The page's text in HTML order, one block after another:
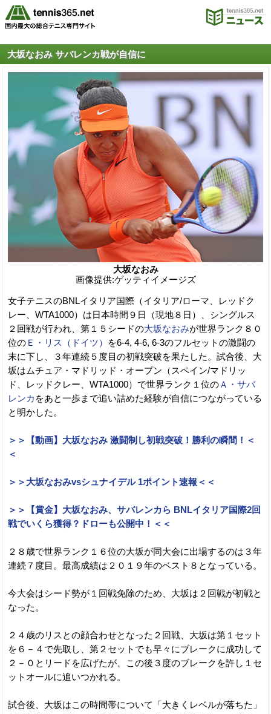
大坂なおみ サバレンカ戦が自信に
大坂なおみ
画像提供:ゲッティイメージズ
女子テニスのBNLイタリア国際（イタリア/ローマ、レッドク
レー、WTA1000）は日本時間９日（現地８日）、シングルス
２回戦が行われ、第１５シードの大坂なおみが世界ランク８０
位の Ｅ・リス（ドイツ）
を6-4, 4-6, 6-3のフルセットの激闘の
末に下し、３年連続５度目の初戦突破を果たした。試合後、大
坂はムチュア・マドリッド・オープン（スペイン/マドリッ
ド、レッドクレー、WTA1000）で世界ランク１位のＡ・サバ
レンカ をあと一歩まで追い詰めた経験が自信につながっている
と明かした。
＞＞【動画】大坂なおみ 激闘制し初戦突破！勝利の瞬間！＜
＜
＞＞大坂なおみvsシュナイデル 1ポイント速報＜＜
＞＞【賞金】大坂なおみ、サバレンカら BNLイタリア国際2回
戦でいくら獲得？ドローも公開中！＜＜
２８歳で世界ランク１６位の大坂が同大会に出場するのは３年
連続７度目。最高成績は２０１９年のベスト８となっている。
今大会はシード勢が１回戦免除のため、大坂は２回戦が初戦と
なった。
２４歳のリスとの顔合わせとなった２回戦、大坂は第１セット
を６－４で先取し、第２セットでも早々にブレークに成功して
２－０とリードを広げたが、この後３度のブレークを許し１セ
ットオールに追いつかれる。
試合後、大坂はこの時間帯について「大きくレベルが落ちた」